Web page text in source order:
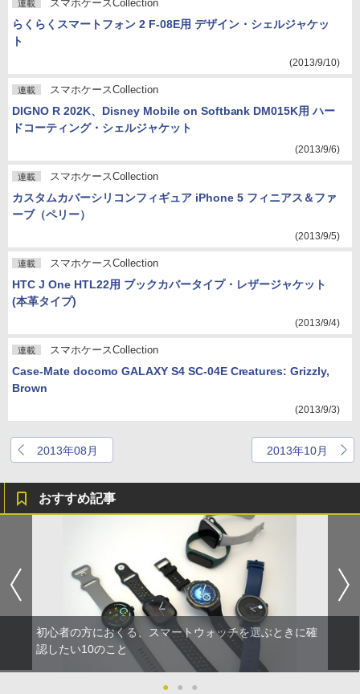
連載 スマホケースCollection
らくらくスマートフォン 2 F-08E用 デザイン・シェルジャケッ
ト
(2013/9/10)
連載 スマホケースCollection
DIGNO R 202K、Disney Mobile on Softbank DM015K用 ハー
ドコーティング・シェルジャケット
(2013/9/6)
連載 スマホケースCollection
カスタムカバーシリコンフィギュア iPhone 5 フィニアス＆ファ
ーブ（ペリー）
(2013/9/5)
連載 スマホケースCollection
HTC J One HTL22用 ブックカバータイプ・レザージャケット
(本革タイプ)
(2013/9/4)
連載 スマホケースCollection
Case-Mate docomo GALAXY S4 SC-04E Creatures: Grizzly,
Brown
(2013/9/3)
2013年08月 2013年10月
おすすめ記事
初心者の方におくる、スマートウォッチを選ぶときに確
認したい10のこと
● ● ●